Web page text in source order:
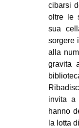
cibarsi
oltre le
sua
sorgere
alla
gravita
invita a
hanno
la lotta